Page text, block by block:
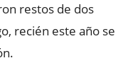
restos de dos
recién este año se